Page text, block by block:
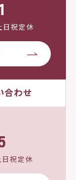
祝定休
合わせ
祝定休